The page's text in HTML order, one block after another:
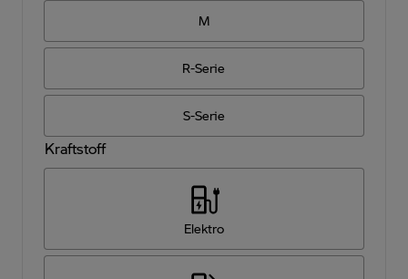
M
R-Serie
S-Serie
Kraftstoff
Elektro